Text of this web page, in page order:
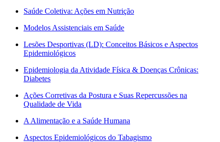
Saúde Coletiva: Ações em Nutrição
Modelos Assistenciais em Saúde
Lesões Desportivas (LD): Conceitos Básicos e Aspectos
Epidemiológicos
Epidemiologia da Atividade Física & Doenças Crônicas:
Diabetes
Ações Corretivas da Postura e Suas Repercussões na
Qualidade de Vida
A Alimentação e a Saúde Humana
Aspectos Epidemiológicos do Tabagismo